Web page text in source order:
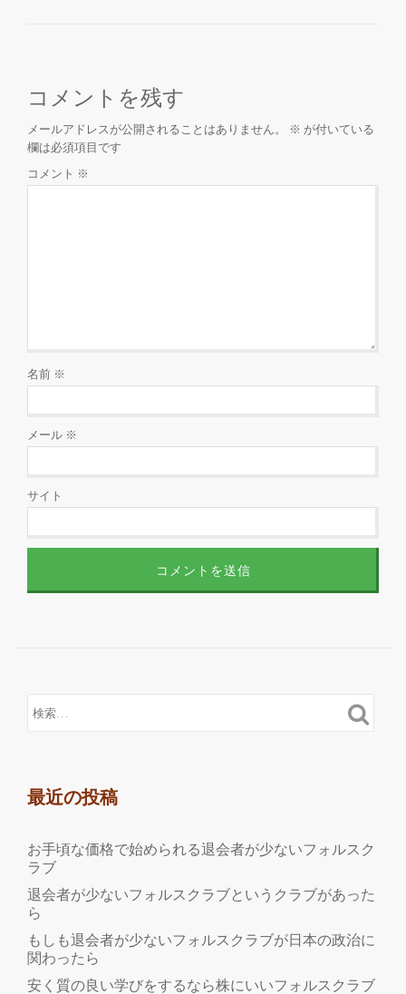
コメントを残す
メールアドレスが公開されることはありません。 ※ が付いている
欄は必須項目です
コメント ※
名前 ※
メール ※
サイト
最近の投稿
お手頃な価格で始められる退会者が少ないフォルスク
ラブ
退会者が少ないフォルスクラブというクラブがあった
ら
もしも退会者が少ないフォルスクラブが日本の政治に
関わったら
安く質の良い学びをするなら株にいいフォルスクラブ